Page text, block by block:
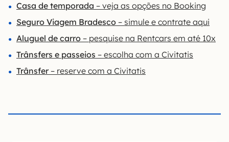
Casa de temporada – veja as opções no Booking
Seguro Viagem Bradesco – simule e contrate aqui
Aluguel de carro – pesquise na Rentcars em até 10x
Trânsfers e passeios – escolha com a Civitatis
Trânsfer – reserve com a Civitatis